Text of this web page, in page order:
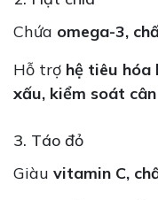
Chứa omega-3,
Hỗ trợ hệ tiêu hóa
xấu, kiểm soát
3. Táo đỏ
Giàu vitamin C,